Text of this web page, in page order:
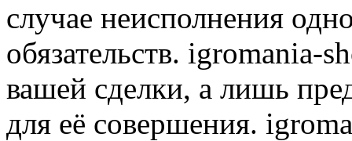
случае неисполнения
обязательств. igromania-
вашей сделки, а лишь
для её совершения.